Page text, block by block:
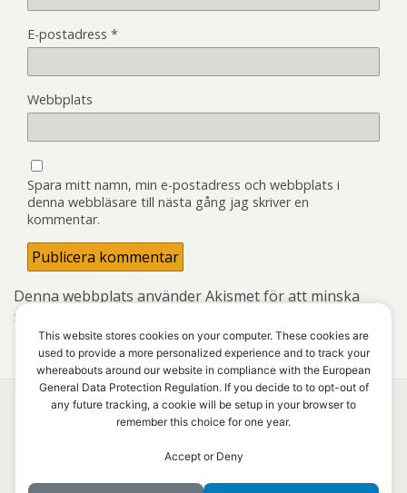
E-postadress *
Webbplats
Spara mitt namn, min e-postadress och webbplats i
denna webbläsare till nästa gång jag skriver en
kommentar.
Denna webbplats använder Akismet för att minska
skräppost.
bearbetas.
Mobil Skrivbord
This website stores cookies on your computer. These cookies are
used to provide a more personalized experience and to track your
whereabouts around our website in compliance with the European
General Data Protection Regulation. If you decide to to opt-out of
any future tracking, a cookie will be setup in your browser to
remember this choice for one year.
Accept or Deny